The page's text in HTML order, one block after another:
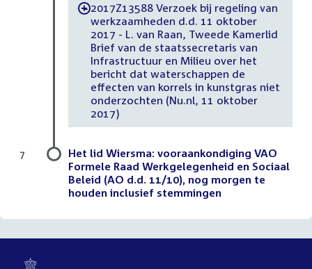
-2017Z13588 Verzoek bij regeling van
werkzaamheden d.d. 11 oktober
2017 - L. van Raan, Tweede Kamerlid
Brief van de staatssecretaris van
Infrastructuur en Milieu over het
bericht dat waterschappen de
effecten van korrels in kunstgras niet
onderzochten (Nu.nl, 11 oktober
2017)
Het lid Wiersma: vooraankondiging VAO
Formele Raad Werkgelegenheid en Sociaal
Beleid (AO d.d. 11/10), nog morgen te
houden inclusief stemmingen
7